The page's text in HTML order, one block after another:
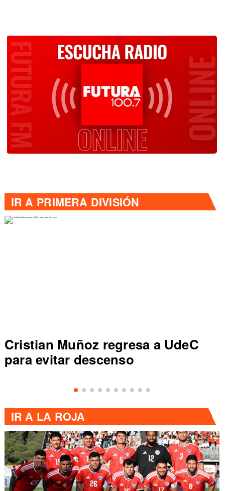
IR A PRIMERA DIVISIÓN
Cristian Muñoz regresa a UdeC
para evitar descenso
IR A LA ROJA